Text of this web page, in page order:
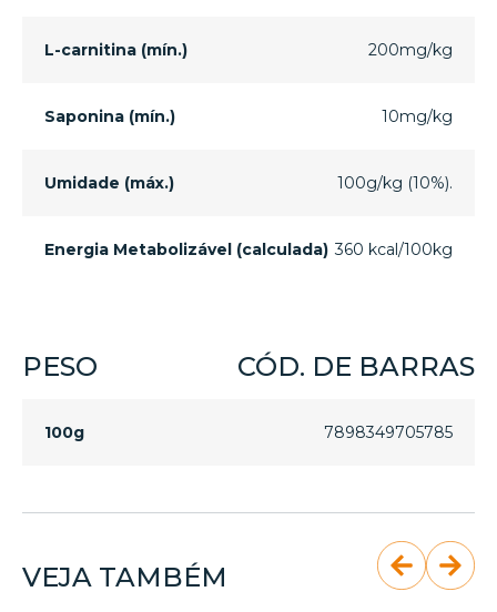
L-carnitina (mín.) 200mg/kg
Saponina (mín.) 10mg/kg
Umidade (máx.) 100g/kg (10%).
Energia Metabolizável (calculada) 360 kcal/100kg
PESO CÓD. DE BARRAS
100g 7898349705785
VEJA TAMBÉM